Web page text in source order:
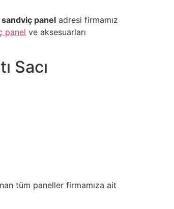
sandviç panel adresi firmamız
panel ve aksesuarları
Sacı
tüm paneller firmamıza ait